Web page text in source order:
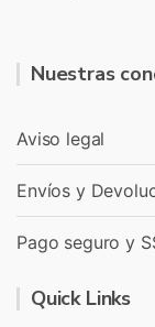
Nuestras
Aviso legal
Envíos y
Pago seguro y
Quick Links